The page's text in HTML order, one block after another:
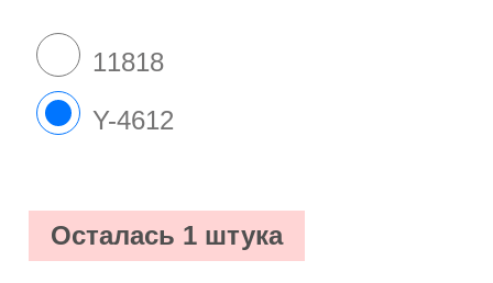
11818
Y-4612
Осталась 1 штука